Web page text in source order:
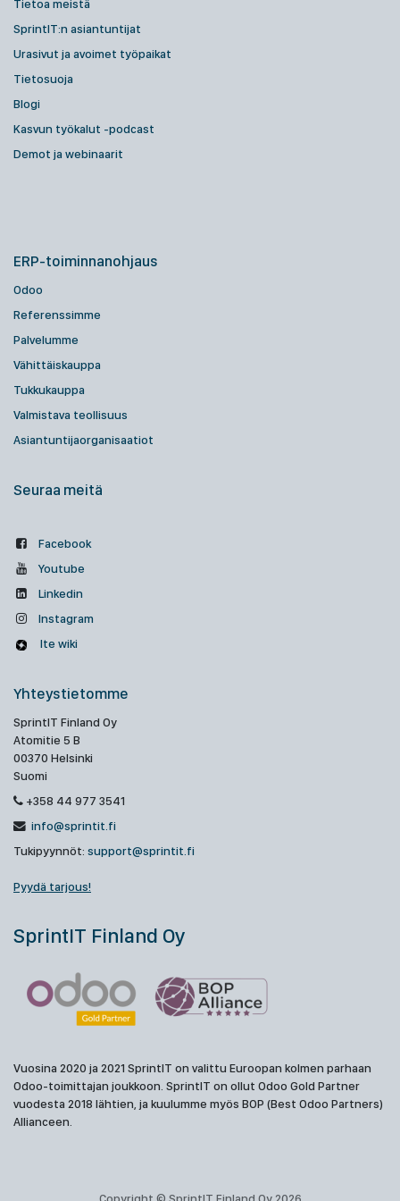
Tietoa meistä
SprintIT:n asiantuntijat
Urasivut ja avoimet työpaikat
Tietosuoja
Blogi
Kasvun työkalut -podcast
Demot ja webinaarit
ERP-toiminnanohjaus
Odoo
Referenssimme
Palvelumme
Vähittäiskauppa
Tukkukauppa
Valmistava teollisuus
Asiantuntijaorganisaatiot
Seuraa meitä
Facebook
Youtube
Linkedin
Instagram
Ite wiki
Yhteystietomme
SprintIT Finland Oy
Atomitie 5 B
00370 Helsinki
Suomi
+358 44 977 3541
info@sprintit.fi
Tukipyynnöt: support@sprintit.fi
Pyydä tarjous!
SprintIT Finland Oy
Vuosina 2020 ja 2021 SprintIT on valittu Euroopan kolmen parhaan
Odoo-toimittajan joukkoon. SprintIT on ollut Odoo Gold Partner
vuodesta 2018 lähtien, ja kuulumme myös BOP (Best Odoo Partners)
Allianceen.
Copyright © SprintIT Finland Oy 2026